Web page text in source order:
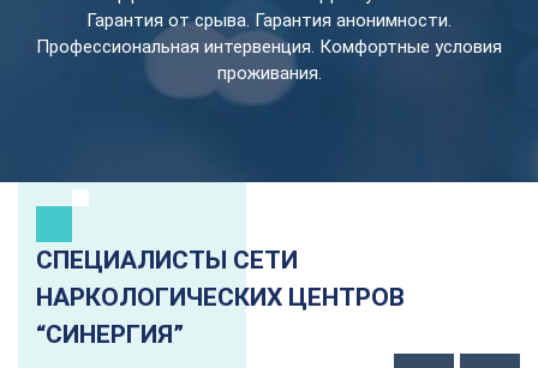
Гарантия от срыва. Гарантия анонимности.
Профессиональная интервенция. Комфортные условия
проживания.
СПЕЦИАЛИСТЫ СЕТИ
НАРКОЛОГИЧЕСКИХ ЦЕНТРОВ
“СИНЕРГИЯ”